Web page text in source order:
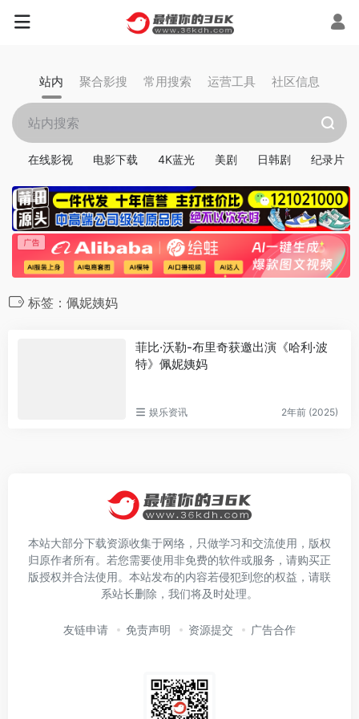
站内 聚合影搜 常用搜索 运营工具 社区信息
在线影视 电影下载 4K蓝光 美剧 日韩剧 纪录片
标签：佩妮姨妈
菲比·沃勒-布里奇获邀出演《哈利·波
特》佩妮姨妈
娱乐资讯 2年前 (2025)
本站大部分下载资源收集于网络，只做学习和交流使用，版权
归原作者所有。若您需要使用非免费的软件或服务，请购买正
版授权并合法使用。本站发布的内容若侵犯到您的权益，请联
系站长删除，我们将及时处理。
友链申请 免责声明 资源提交 广告合作